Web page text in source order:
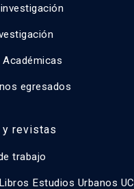
egresados
revistas
trabajo
Estudios Urbanos UC